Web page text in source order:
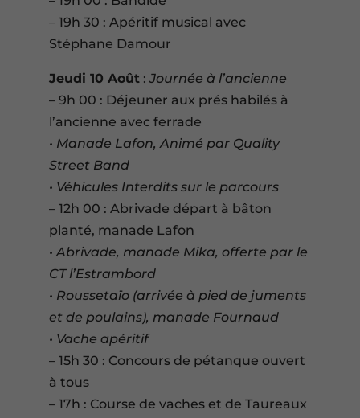
– 19h 30 : Apéritif musical avec
Stéphane Damour
Jeudi 10 Août:Journée à l’ancienne
– 9h 00 : Déjeuner aux prés habilés à
l’ancienne avec ferrade
• Manade Lafon, Animé par Quality
Street Band
• Véhicules Interdits sur le parcours
– 12h 00 : Abrivade départ à bâton
planté, manade Lafon
• Abrivade, manade Mika, offerte par le
CT l’Estrambord
• Roussetaïo (arrivée à pied de juments
et de poulains), manade Fournaud
• Vache apéritif
– 15h 30 : Concours de pétanque ouvert
à tous
– 17h : Course de vaches et de Taureaux